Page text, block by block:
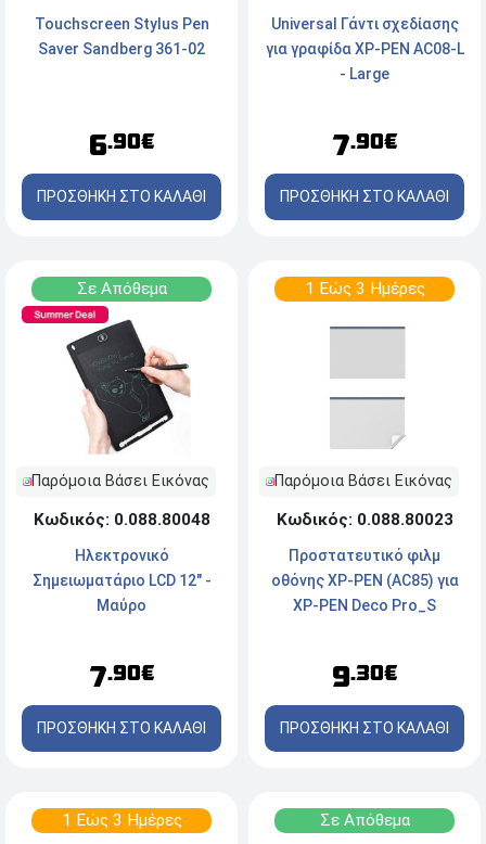
Touchscreen Stylus Pen
Saver Sandberg 361-02
6.90€
ΠΡΟΣΘΗΚΗ ΣΤΟ ΚΑΛΑΘΙ
Universal Γάντι σχεδίασης
για γραφίδα XP-PEN AC08-L
- Large
7.90€
ΠΡΟΣΘΗΚΗ ΣΤΟ ΚΑΛΑΘΙ
Σε Απόθεμα
Παρόμοια Βάσει Εικόνας
Κωδικός: 0.088.80048
Ηλεκτρονικό
Σημειωματάριο LCD 12" -
Μαύρο
7.90€
ΠΡΟΣΘΗΚΗ ΣΤΟ ΚΑΛΑΘΙ
1 Εώς 3 Ημέρες
Παρόμοια Βάσει Εικόνας
Κωδικός: 0.088.80023
Προστατευτικό φιλμ
οθόνης XP-PEN (AC85) για
XP-PEN Deco Pro_S
9.30€
ΠΡΟΣΘΗΚΗ ΣΤΟ ΚΑΛΑΘΙ
1 Εώς 3 Ημέρες Σε Απόθεμα